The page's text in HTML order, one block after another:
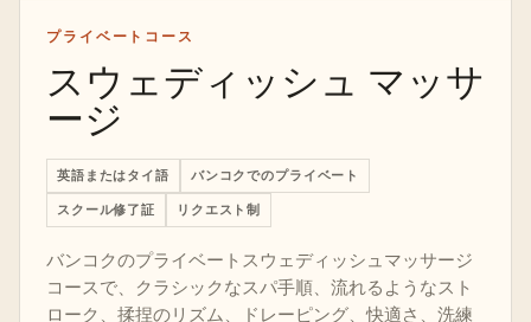
プライベートコース
スウェディッシュ マッサ
ージ
英語またはタイ語 バンコクでのプライベート
スクール修了証 リクエスト制
バンコクのプライベートスウェディッシュマッサージ
コースで、クラシックなスパ手順、流れるようなスト
ローク、揉捏のリズム、ドレーピング、快適さ、洗練